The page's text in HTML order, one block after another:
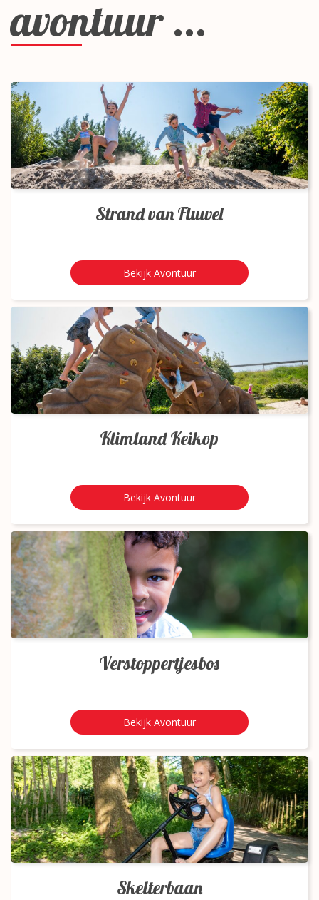
avontuur ...
Strand van Fluwel
Bekijk Avontuur
Klimland Keikop
Bekijk Avontuur
Verstoppertjesbos
Bekijk Avontuur
Skelterbaan